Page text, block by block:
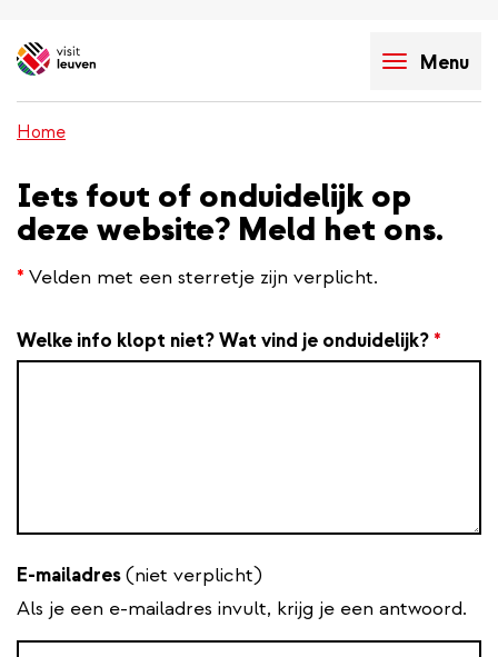
en
inhoud
Menu
Home
Iets fout of onduidelijk op
deze website? Meld het ons.
* Velden met een sterretje zijn verplicht.
Welke info klopt niet? Wat vind je onduidelijk? *
E-mailadres(niet verplicht)
Als je een e-mailadres invult, krijg je een antwoord.